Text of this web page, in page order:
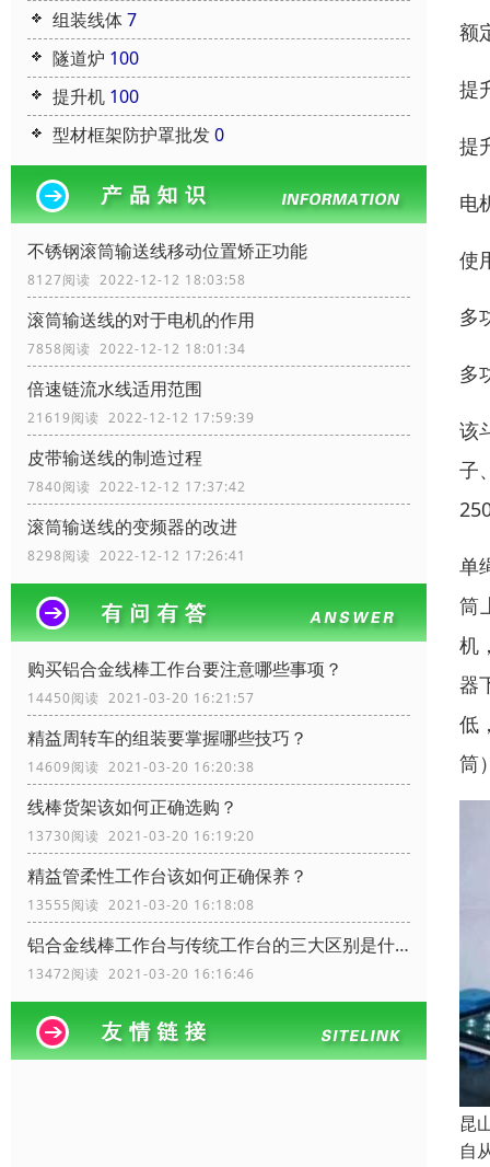
组装线体7
隧道炉 100
提升机 100
型材框架防护罩批发0
不锈钢滚筒输送线移动位置矫正功能
8127阅读 2022-12-12 18:03:58
滚筒输送线的对于电机的作用
7858阅读 2022-12-12 18:01:34
倍速链流水线适用范围
21619阅读 2022-12-12 17:59:39
皮带输送线的制造过程
7840阅读 2022-12-12 17:37:42
滚筒输送线的变频器的改进
8298阅读 2022-12-12 17:26:41
购买铝合金线棒工作台要注意哪些事项？
14450阅读 2021-03-20 16:21:57
精益周转车的组装要掌握哪些技巧？
14609阅读 2021-03-20 16:20:38
线棒货架该如何正确选购？
13730阅读 2021-03-20 16:19:20
精益管柔性工作台该如何正确保养？
13555阅读 2021-03-20 16:18:08
铝合金线棒工作台与传统工作台的三大区别是什么？
13472阅读 2021-03-20 16:16:46
额
提
提
电
使
多
多
该
子
单
筒
机
器
低
筒
昆
自